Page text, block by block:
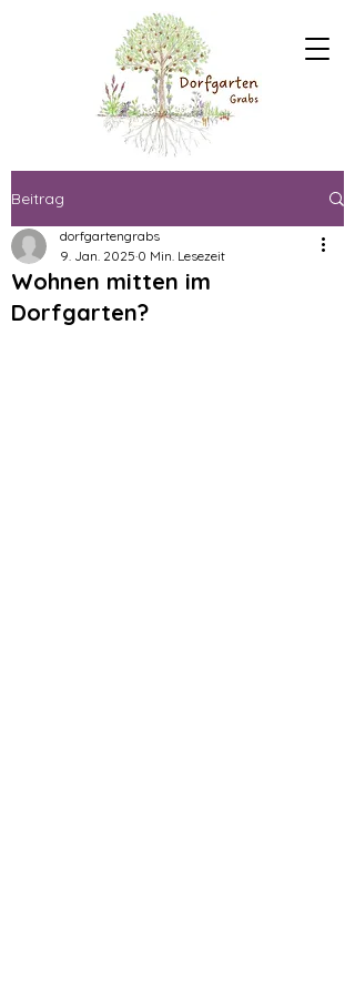
Beitrag
Wohnen mitten im
Dorfgarten?
dorfgartengrabs
9. Jan. 2025 0 Min. Lesezeit